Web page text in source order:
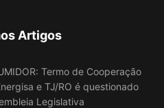
Artigos
Termo de Cooperação
e TJ/RO é questionado
Legislativa